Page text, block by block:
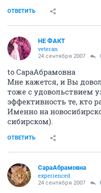
ОТВЕТИТЬ
НЕ ФАКТ
veteran
24 сентября 2007
to СараАбрамовна
Мне кажется, и Вы
тоже с удовольствием
эффективность те, кто
Именно на
сибирском).
ОТВЕТИТЬ
СараАбрамовна
experienced
24 сентября 2007